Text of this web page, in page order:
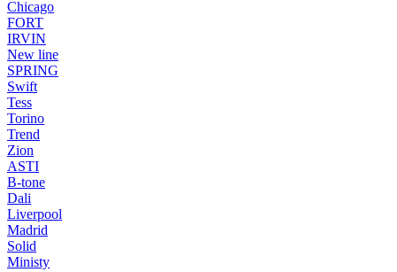
Chicago
FORT
IRVIN
New line
SPRING
Swift
Tess
Torino
Trend
Zion
ASTI
B-tone
Dali
Liverpool
Madrid
Solid
Ministy